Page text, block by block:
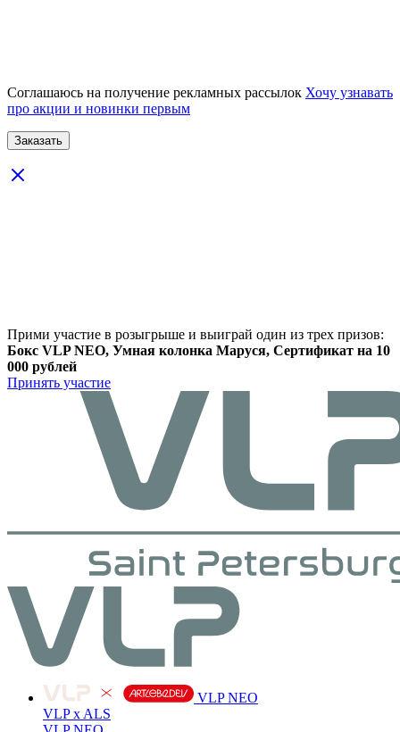
Соглашаюсь на получение рекламных рассылок Хочу узнавать
про акции и новинки первым
Прими участие в розыгрыше и выиграй один из трех призов:
Бокс VLP NEO, Умная колонка Маруся, Сертификат на 10
000 рублей
Принять участие
VLP NEO
VLP x ALS